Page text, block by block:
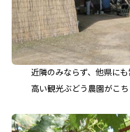
近隣のみならず、他県に
高い観光ぶどう農園がこち